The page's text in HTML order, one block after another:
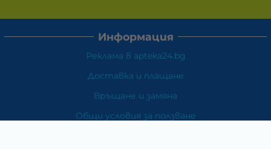
Информация
Реклама в apteka24.bg
Доставка и плащане
Връщане и замяна
Общи условия за ползване